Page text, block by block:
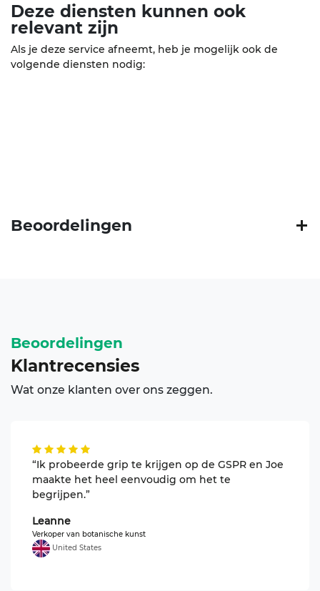
Deze diensten kunnen ook
relevant zijn
Als je deze service afneemt, heb je mogelijk ook de
volgende diensten nodig:
Beoordelingen
Beoordelingen
Klantrecensies
Wat onze klanten over ons zeggen.
“Ik probeerde grip te krijgen op de GSPR en Joe
maakte het heel eenvoudig om het te
begrijpen.”
Leanne
Verkoper van botanische kunst
United States